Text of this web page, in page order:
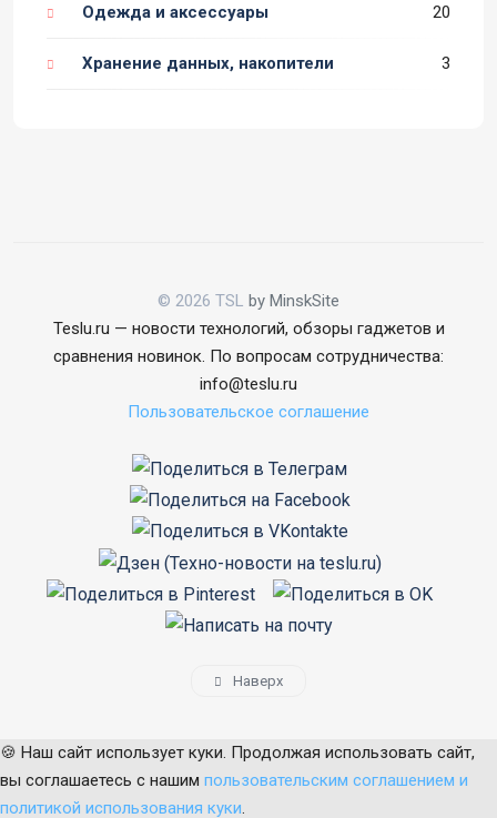
Одежда и аксессуары 20
Хранение данных, накопители 3
© 2026 TSL by MinskSite
Teslu.ru — новости технологий, обзоры гаджетов и
сравнения новинок. По вопросам сотрудничества:
info@teslu.ru
Пользовательское соглашение
Наверх
🍪 Наш сайт использует куки. Продолжая использовать сайт,
вы соглашаетесь с нашим пользовательским соглашением и
политикой использования куки.